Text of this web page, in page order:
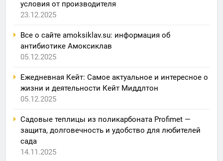
условия от производителя
23.12.2025
Все о сайте amoksiklav.su: информация об
антибиотике Амоксиклав
05.12.2025
Ежедневная Кейт: Самое актуальное и интересное о
жизни и деятельности Кейт Миддлтон
05.12.2025
Садовые теплицы из поликарбоната Profimet —
защита, долговечность и удобство для любителей
сада
14.11.2025